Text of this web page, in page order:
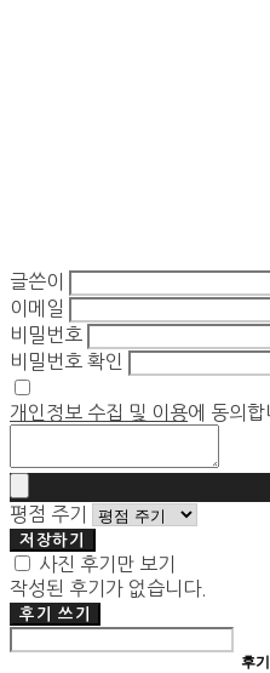
글쓴이
이메일
비밀번호
비밀번호 확인
개인정보 수집 및 이용에 동의합
평점 주기
저장하기
사진 후기만 보기
작성된 후기가 없습니다.
후기 쓰기
후